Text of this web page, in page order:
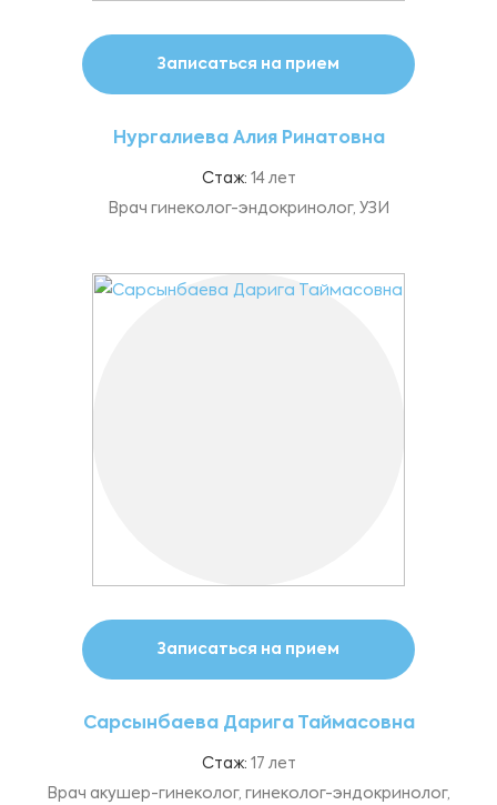
Записаться на прием
Нургалиева Алия Ринатовна
Стаж: 14 лет
Врач гинеколог-эндокринолог, УЗИ
Записаться на прием
Сарсынбаева Дарига Таймасовна
Стаж: 17 лет
Врач акушер-гинеколог, гинеколог-эндокринолог,